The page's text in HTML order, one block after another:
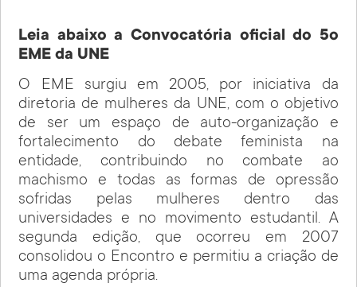
Leia abaixo a Convocatória oficial do 5o
EME da UNE
O EME surgiu em 2005, por iniciativa da
diretoria de mulheres da UNE, com o objetivo
de ser um espaço de auto-organização e
fortalecimento do debate feminista na
entidade, contribuindo no combate ao
machismo e todas as formas de opressão
sofridas pelas mulheres dentro das
universidades e no movimento estudantil. A
segunda edição, que ocorreu em 2007
consolidou o Encontro e permitiu a criação de
uma agenda própria.